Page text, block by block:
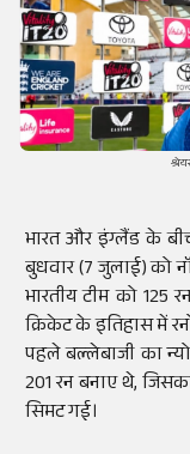
भारत और इंग्लैंड के
बुधवार (7 जुलाई) को
भारतीय टीम को 125
क्रिकेट के इतिहास में
पहले बल्लेबाजी का
201 रन बनाए थे,
सिमट गई।